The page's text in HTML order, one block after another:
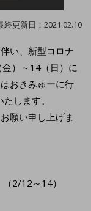
終更新日：2021.02.10
い、新型コロナ
）～14（日）に
おきみゅーに行
します。
願い申し上げま
2/12～14）